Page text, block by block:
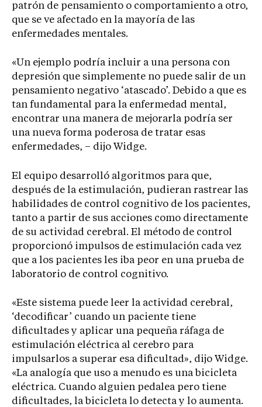
patrón de pensamiento o comportamiento a otro,
que se ve afectado en la mayoría de las
enfermedades mentales.
«Un ejemplo podría incluir a una persona con
depresión que simplemente no puede salir de un
pensamiento negativo ‘atascado’. Debido a que es
tan fundamental para la enfermedad mental,
encontrar una manera de mejorarla podría ser
una nueva forma poderosa de tratar esas
enfermedades, – dijo Widge.
El equipo desarrolló algoritmos para que,
después de la estimulación, pudieran rastrear las
habilidades de control cognitivo de los pacientes,
tanto a partir de sus acciones como directamente
de su actividad cerebral. El método de control
proporcionó impulsos de estimulación cada vez
que a los pacientes les iba peor en una prueba de
laboratorio de control cognitivo.
«Este sistema puede leer la actividad cerebral,
‘decodificar’ cuando un paciente tiene
dificultades y aplicar una pequeña ráfaga de
estimulación eléctrica al cerebro para
impulsarlos a superar esa dificultad», dijo Widge.
«La analogía que uso a menudo es una bicicleta
eléctrica. Cuando alguien pedalea pero tiene
dificultades, la bicicleta lo detecta y lo aumenta.